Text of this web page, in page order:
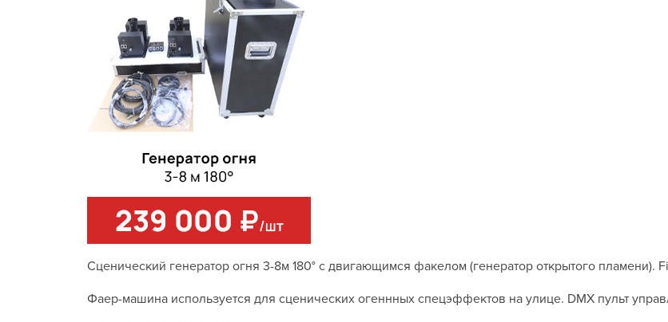
Сценический генератор огня 3-8м 180° с двигающимся факелом (генератор открытого пламени).
Фаер-машина используется для сценических огеннных спецэффектов на улице. DMX пульт